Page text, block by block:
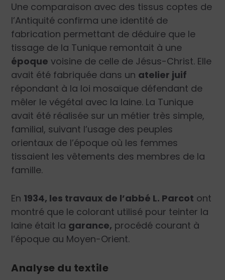
Une comparaison avec des tissus coptes de
l’Antiquité confirma une identité de
fabrication permettant de déduire que le
tissage de la Tunique remontait à une
époque voisine de celle de Jésus-Christ. Elle
avait été fabriquée dans un atelier juif
répondant à la loi mosaïque défendant de
mêler le végétal avec la laine. La Tunique
avait été réalisée sur un métier très simple,
familial, suivant l’usage des peuples
orientaux de l’époque où les femmes
tissaient les vêtements des membres de la
famille.
En 1934, les travaux de l’abbé L. Parcot ont
montré que le colorant utilisé pour teinter la
laine était la garance, procédé courant à
l’époque au Moyen-Orient.
Analyse du textile